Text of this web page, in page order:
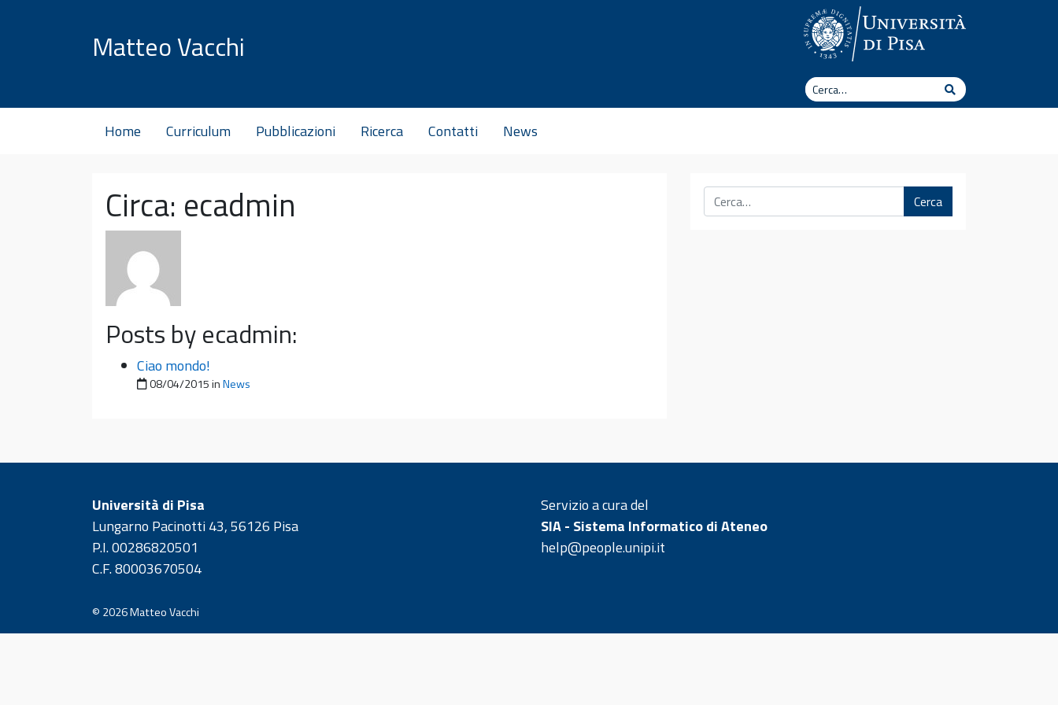
Matteo Vacchi
Cerca
Cerca
Home Curriculum Pubblicazioni Ricerca Contatti News
Circa: ecadmin
Posts by ecadmin:
Ciao mondo!
Pubblicato il
08/04/2015inNews
Cerca
Università di Pisa
Lungarno Pacinotti 43, 56126 Pisa
P.I. 00286820501
C.F. 80003670504
Servizio a cura del
SIA - Sistema Informatico di Ateneo
help@people.unipi.it
© 2026Matteo Vacchi